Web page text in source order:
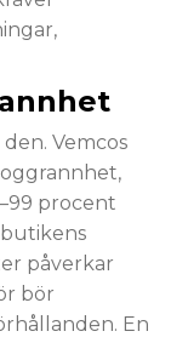
Vemcos
procent
påverkar
bör
En